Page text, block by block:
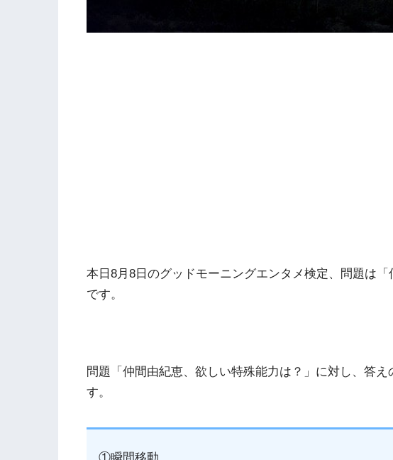
本日8月8日のグッドモーニングエンタメ検定、問題は「
です。
問題「仲間由紀恵、欲しい特殊能力は？」に対し、答
す。